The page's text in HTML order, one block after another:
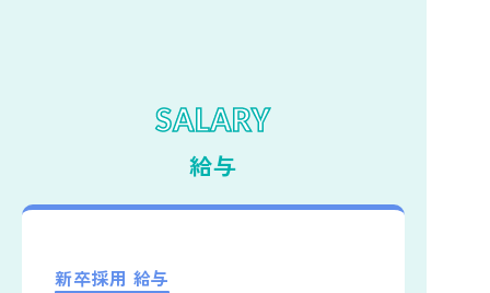
SALARY
給与
新卒採用 給与